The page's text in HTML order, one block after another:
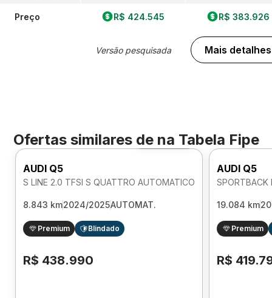
Preço R$ 424.545
Versão pesquisada
R$ 383.926
Mais detalhes
Ofertas similares de na Tabela Fipe
Foto 360º
AUDI Q5
S LINE 2.0 TFSI S QUATTRO AUTOMATICO
8.843 km2024/2025AUTOMAT.
Premium Blindado
R$ 438.990
AUDI Q5
19.084 km
Premium
R$